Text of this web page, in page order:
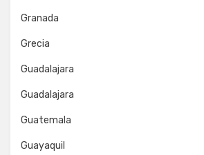
Granada
Grecia
Guadalajara
Guadalajara
Guatemala
Guayaquil